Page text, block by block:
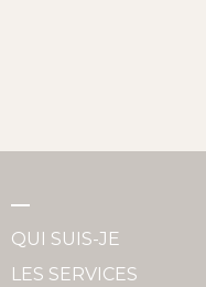
QUI SUIS-JE
LES SERVICES